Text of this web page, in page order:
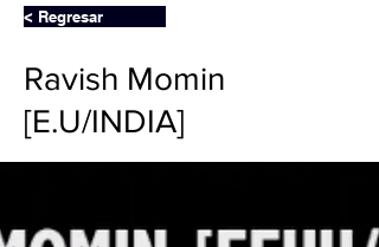
< Regresar
Ravish Momin
[E.U/INDIA]